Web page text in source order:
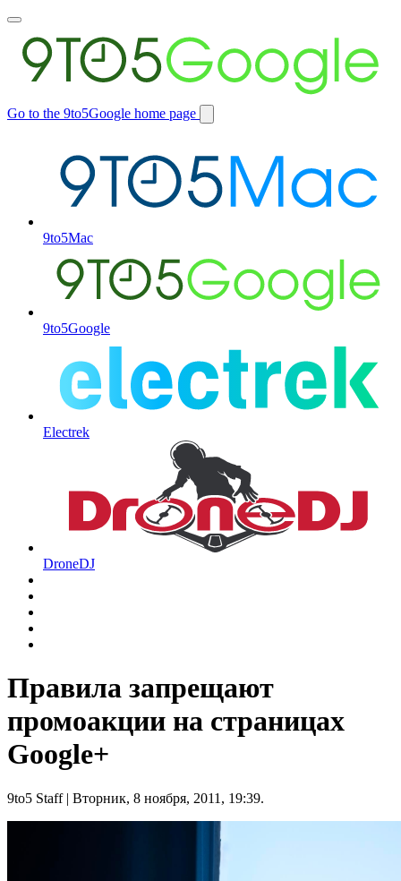
Toggle
main
menu
Go to the 9to5Google home page
Switch
9to5Mac
9to5Google
Electrek
DroneDJ
Правила запрещают
промоакции на страницах
Google+
9to5 Staff| Вторник, 8 ноября, 2011, 19:39.